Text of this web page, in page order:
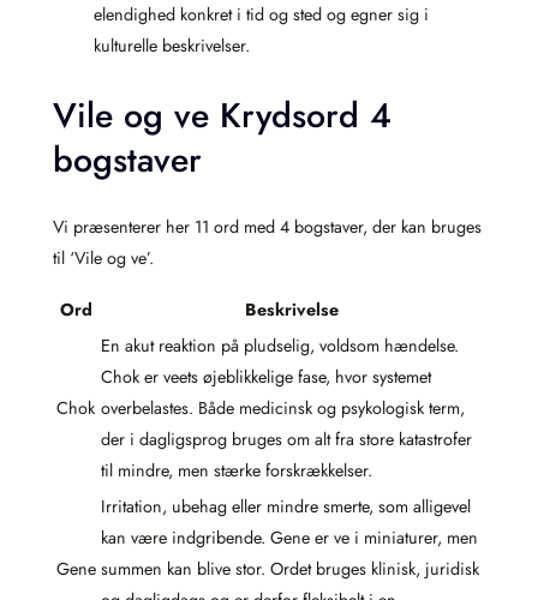
elendighed konkret i tid og sted og egner sig i
kulturelle beskrivelser.
Vile og ve Krydsord 4
bogstaver
Vi præsenterer her 11 ord med 4 bogstaver, der kan bruges
til ‘Vile og ve’.
Ord Beskrivelse
Chok
En akut reaktion på pludselig, voldsom hændelse.
Chok er veets øjeblikkelige fase, hvor systemet
overbelastes. Både medicinsk og psykologisk term,
der i dagligsprog bruges om alt fra store katastrofer
til mindre, men stærke forskrækkelser.
Gene
Irritation, ubehag eller mindre smerte, som alligevel
kan være indgribende. Gene er ve i miniaturer, men
summen kan blive stor. Ordet bruges klinisk, juridisk